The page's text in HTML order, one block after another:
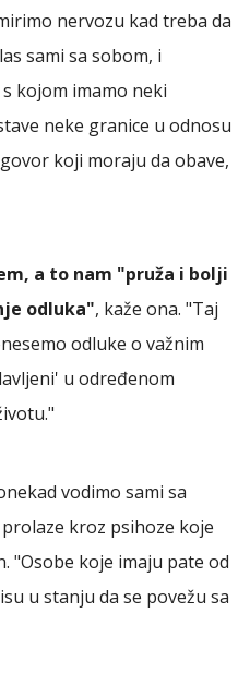
nervozu kad treba da
sami sa sobom, i
kojom imamo neki
neke granice u odnosu
koji moraju da obave,
a to nam "pruža i bolji
odluka", kaže ona. "Taj
odluke o važnim
u određenom
vodimo sami sa
kroz psihoze koje
"Osobe koje imaju pate od
u stanju da se povežu sa